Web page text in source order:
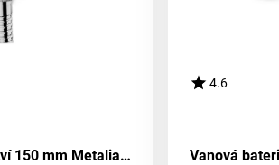
Vanová baterie bez příslušenství 150 mm Metalia 57 chrom NOVASERVIS 57020/1,0
4.6